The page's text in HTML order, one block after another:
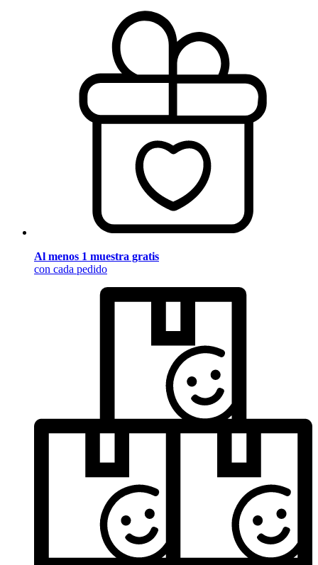
Al menos 1 muestra gratis
con cada pedido